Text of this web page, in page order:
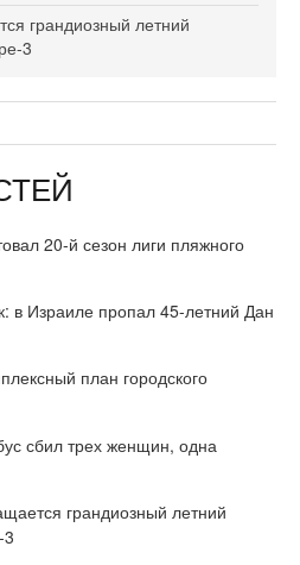
грандиозный летний
3
20-й сезон лиги пляжного
в Израиле пропал 45-летний Дан
план городского
сбил трех женщин, одна
грандиозный летний